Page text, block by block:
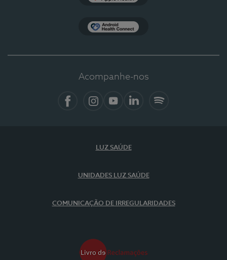
Acompanhe-nos
LUZ SAÚDE
UNIDADES LUZ SAÚDE
COMUNICAÇÃO DE IRREGULARIDADES